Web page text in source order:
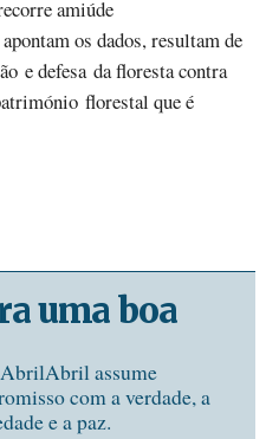
amiúde
os dados, resultam de
e defesa da floresta contra
florestal que é
uma boa
AbrilAbril assume
com a verdade, a
e a paz.